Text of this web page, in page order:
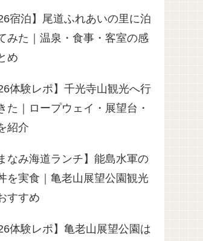
宿泊】尾道ふれあいの里に泊
みた｜温泉・食事・客室の感
め
体験レポ】千光寺山観光へ行
た｜ロープウェイ・展望台・
紹介
なみ海道ランチ】能島水軍の
を実食｜亀老山展望公園観光
すすめ
体験レポ】亀老山展望公園は